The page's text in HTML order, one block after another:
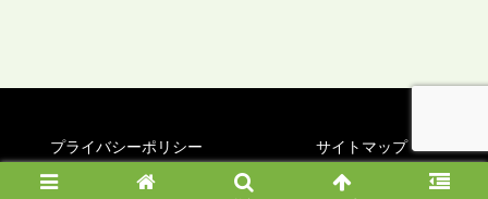
プライバシーポリシー サイトマップ
© 2025 ゆるっとみどり旅.